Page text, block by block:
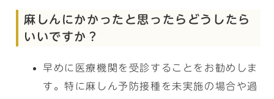
麻しんにかかったと思ったらどうしたら
いいですか？
早めに医療機関を受診することをお勧めしま
す。特に麻しん予防接種を未実施の場合や過